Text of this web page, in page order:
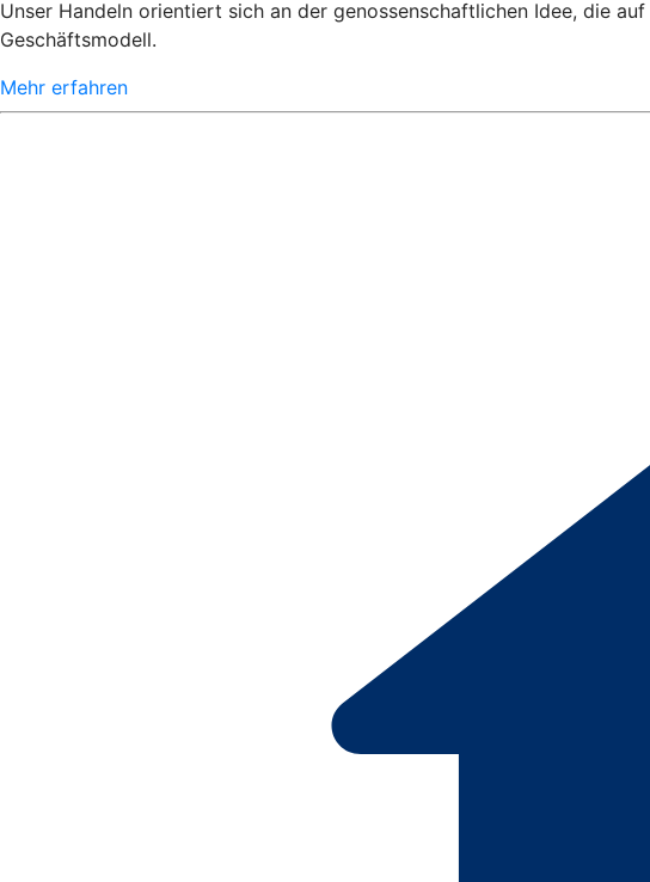
Unser Handeln orientiert sich an der genossenschaftlichen Idee, die
Geschäftsmodell.
Mehr erfahren